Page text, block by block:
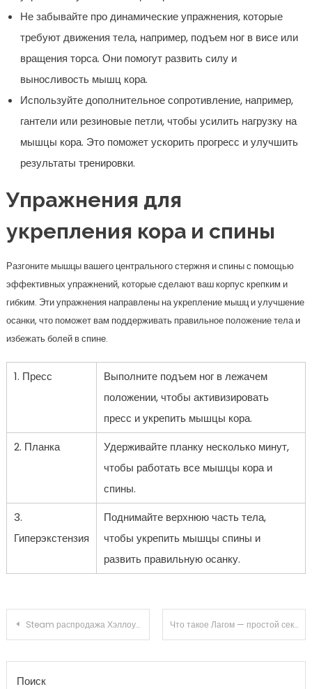
Не забывайте про динамические упражнения, которые
требуют движения тела, например, подъем ног в висе или
вращения торса. Они помогут развить силу и
выносливость мышц кора.
Используйте дополнительное сопротивление, например,
гантели или резиновые петли, чтобы усилить нагрузку на
мышцы кора. Это поможет ускорить прогресс и улучшить
результаты тренировки.
Упражнения для
укрепления кора и спины
Разгоните мышцы вашего центрального стержня и спины с помощью
эффективных упражнений, которые сделают ваш корпус крепким и
гибким. Эти упражнения направлены на укрепление мышц и улучшение
осанки, что поможет вам поддерживать правильное положение тела и
избежать болей в спине.
1. Пресс
Выполните подъем ног в лежачем
положении, чтобы активизировать
пресс и укрепить мышцы кора.
2. Планка
Удерживайте планку несколько минут,
чтобы работать все мышцы кора и
спины.
3.
Гиперэкстензия
Поднимайте верхнюю часть тела,
чтобы укрепить мышцы спины и
развить правильную осанку.
Навигация по записям
Steam распродажа Хэллоуин 2021 Что такое Лагом — простой секрет счастья и гармонии
Поиск